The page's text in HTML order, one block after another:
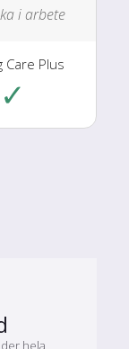
i arbete
✓
hela